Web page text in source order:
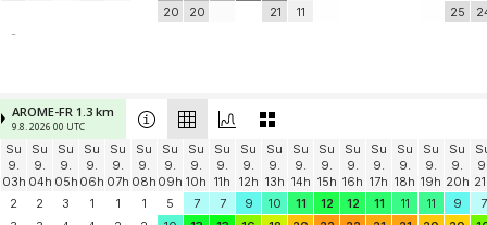
20
20
21
11
25
-
AROME-FR 1.3 km
9.8. 2026 00 UTC
Su
9.
03h
Su
9.
04h
Su
9.
05h
Su
9.
06h
Su
9.
07h
Su
9.
08h
Su
9.
09h
Su
9.
10h
Su
9.
11h
Su
9.
12h
Su
9.
13h
Su
9.
14h
Su
9.
15h
Su
9.
16h
Su
9.
17h
Su
9.
18h
Su
9.
19h
Su
9.
20h
2
2 3 1 1 1 5 7 7 9 10 11 12 12 11 11 11 9
7